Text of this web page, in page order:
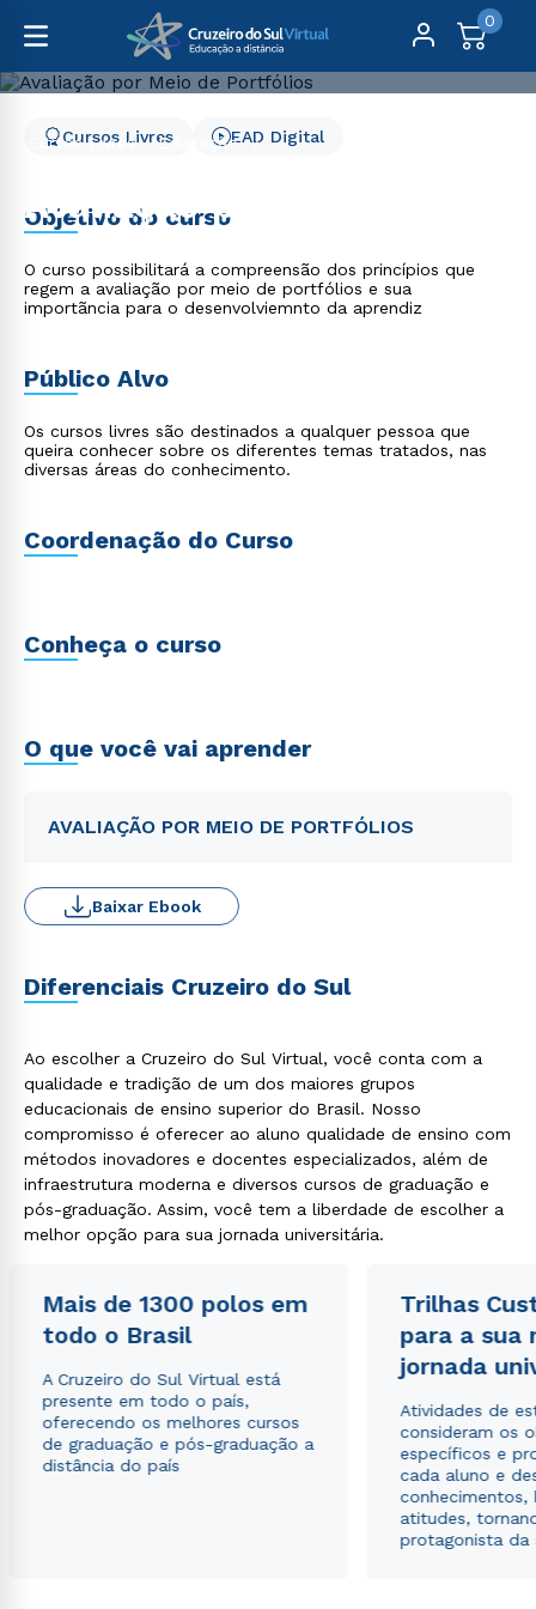
0
Cursos Livres
Educação
Avaliação por Meio de
Portfólios
Cursos Livres EAD Digital
Objetivo do curso
O curso possibilitará a compreensão dos princípios que
regem a avaliação por meio de portfólios e sua
importãncia para o desenvolviemnto da aprendiz
Público Alvo
Os cursos livres são destinados a qualquer pessoa que
queira conhecer sobre os diferentes temas tratados, nas
diversas áreas do conhecimento.
Coordenação do Curso
Conheça o curso
O que você vai aprender
AVALIAÇÃO POR MEIO DE PORTFÓLIOS
Baixar Ebook
Diferenciais Cruzeiro do Sul
Ao escolher a Cruzeiro do Sul Virtual, você conta com a
qualidade e tradição de um dos maiores grupos
educacionais de ensino superior do Brasil. Nosso
compromisso é oferecer ao aluno qualidade de ensino com
métodos inovadores e docentes especializados, além de
infraestrutura moderna e diversos cursos de graduação e
pós-graduação. Assim, você tem a liberdade de escolher a
melhor opção para sua jornada universitária.
Mais de 1300 polos em
todo o Brasil
A Cruzeiro do Sul Virtual está
presente em todo o país,
oferecendo os melhores cursos
de graduação e pós-graduação a
distância do país
Trilhas
para a sua
jornada
Atividades de
consideram os
específicos e
cada aluno e
conhecimentos,
atitudes,
protagonista da